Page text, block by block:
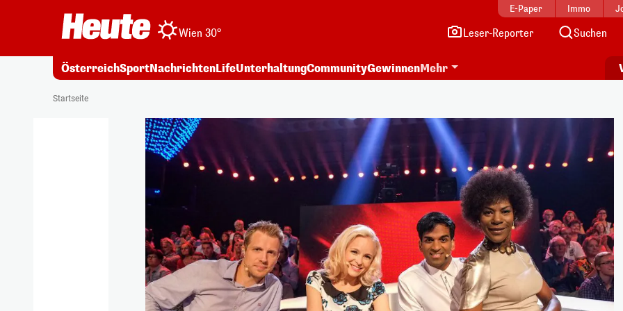
E-Paper Immo
Wien 30° Leser-Reporter Suchen
ÖsterreichSportNachrichtenLifeUnterhaltungCommunityGewinnenMehr
Startseite